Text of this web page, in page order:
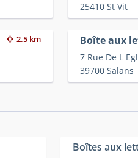
25410 St Vit
2.5 km Boîte aux
7 Rue De L
39700 Salans
Boîtes aux